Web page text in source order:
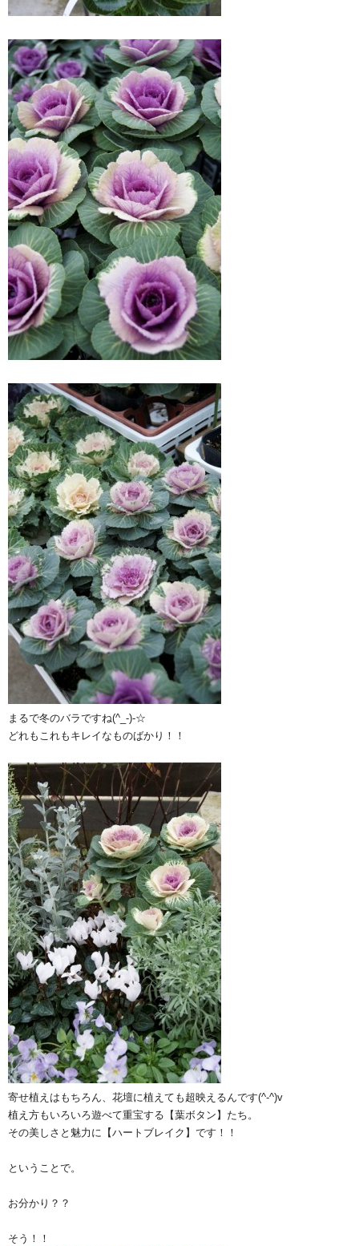
まるで冬のバラですね(^_-)-☆
どれもこれもキレイなものばかり！！
寄せ植えはもちろん、花壇に植えても超映えるんです(^-^)v
植え方もいろいろ遊べて重宝する【葉ボタン】たち。
その美しさと魅力に【ハートブレイク】です！！
ということで。
お分かり？？
そう！！